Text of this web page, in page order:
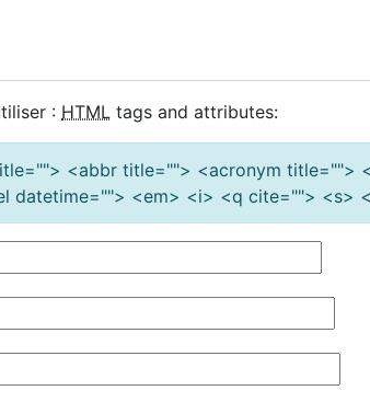
: HTML tags and attributes:
<abbr title=""> <acronym title="">
datetime=""> <em> <i> <q cite=""> <s>